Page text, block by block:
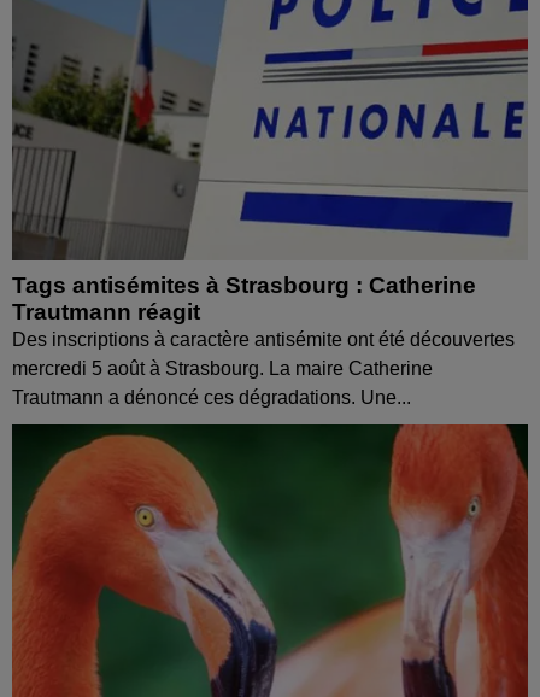
Tags antisémites à Strasbourg : Catherine
Trautmann réagit
Des inscriptions à caractère antisémite ont été découvertes
mercredi 5 août à Strasbourg. La maire Catherine
Trautmann a dénoncé ces dégradations. Une...